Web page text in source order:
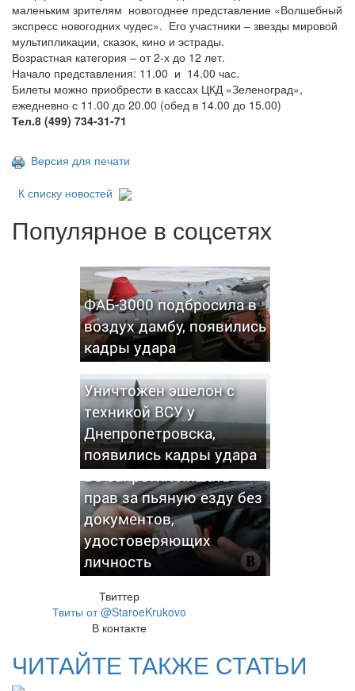
маленьким зрителям новогоднее представление «Волшебный
экспресс новогодних чудес». Его участники – звезды мировой
мультипликации, сказок, кино и эстрады.
Возрастная категория – от 2-х до 12 лет.
Начало представления: 11.00 и 14.00 час.
Билеты можно приобрести в кассах ЦКД «Зеленоград»,
ежедневно с 11.00 до 20.00 (обед в 14.00 до 15.00)
Тел.8 (499) 734-31-71
Версия для печати
К списку новостей
Популярное в соцсетях
ФАБ-3000 подбросила в
воздух дамбу, появились
кадры удара
Уничтожен эшелон с
техникой ВСУ у
Днепропетровска,
появились кадры удара
ВС запретил лишать
прав за пьяную езду без
документов,
удостоверяющих
личность
Твиттер
Твиты от @StaroeKrukovo
В контакте
ЧИТАЙТЕ ТАКЖЕ СТАТЬИ